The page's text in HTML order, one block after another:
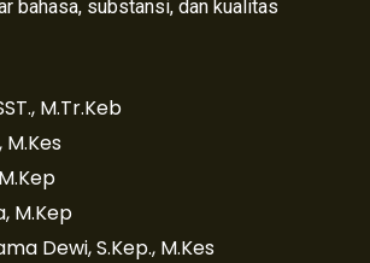
bahasa, substansi, dan kualitas
M.Tr.Keb
M.Kes
M.Kep
Dewi, S.Kep., M.Kes